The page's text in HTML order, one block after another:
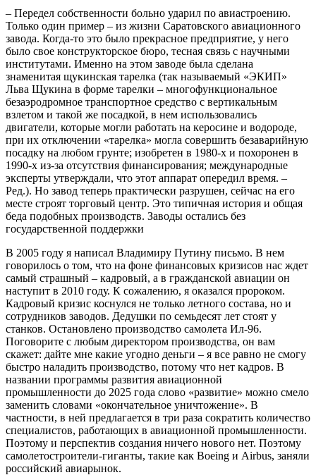
– Передел собственности больно ударил по авиастроению.
Только один пример – из жизни Саратовского авиационного
завода. Когда-то это было прекрасное предприятие, у него
было свое конструкторское бюро, тесная связь с научными
институтами. Именно на этом заводе была сделана
знаменитая щукинская тарелка (так называемый «ЭКИП»
Льва Щукина в форме тарелки – многофункциональное
безаэродромное транспортное средство с вертикальным
взлетом и такой же посадкой, в нем использовались
двигатели, которые могли работать на керосине и водороде,
при их отключении «тарелка» могла совершить безаварийную
посадку на любом грунте; изобретен в 1980-х и похоронен в
1990-х из-за отсутствия финансирования; международные
эксперты утверждали, что этот аппарат опередил время. –
Ред.). Но завод теперь практически разрушен, сейчас на его
месте строят торговый центр. Это типичная история и общая
беда подобных производств. Заводы остались без
государственной поддержки
В 2005 году я написал Владимиру Путину письмо. В нем
говорилось о том, что на фоне финансовых кризисов нас ждет
самый страшный – кадровый, а в гражданской авиации он
наступит в 2010 году. К сожалению, я оказался пророком.
Кадровый кризис коснулся не только летного состава, но и
сотрудников заводов. Дедушки по семьдесят лет стоят у
станков. Остановлено производство самолета Ил-96.
Поговорите с любым директором производства, он вам
скажет: дайте мне какие угодно деньги – я все равно не смогу
быстро наладить производство, потому что нет кадров. В
названии программы развития авиационной
промышленности до 2025 года слово «развитие» можно смело
заменить словами «окончательное уничтожение». В
частности, в ней предлагается в три раза сократить количество
специалистов, работающих в авиационной промышленности.
Поэтому и перспектив создания ничего нового нет. Поэтому
самолетостроители-гиганты, такие как Boeing и Airbus, заняли
российский авиарынок.